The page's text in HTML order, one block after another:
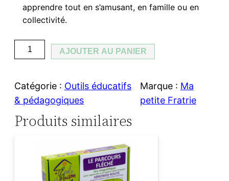
apprendre tout en s’amusant, en famille ou en
collectivité.
u
n
t
i
AJOUTER AU PANIER
Catégorie : Outils éducatifs
& pédagogiques
Marque : Ma
petite Fratrie
Produits similaires